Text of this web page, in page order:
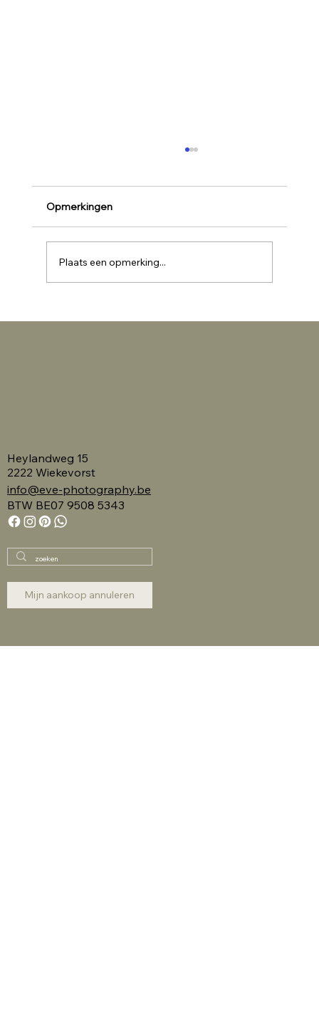
Opmerkingen
Plaats een opmerking...
Heylandweg 15
2222 Wiekevorst
info@eve-photography.be
BTW BE07 9508 5343
Mijn aankoop annuleren